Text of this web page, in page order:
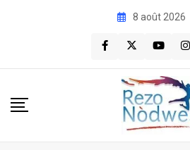
8 août 2026